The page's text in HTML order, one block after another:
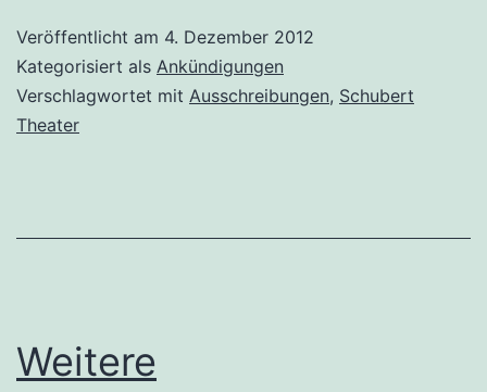
Veröffentlicht am 4. Dezember 2012
Kategorisiert als Ankündigungen
Verschlagwortet mit Ausschreibungen, Schubert
Theater
Weitere